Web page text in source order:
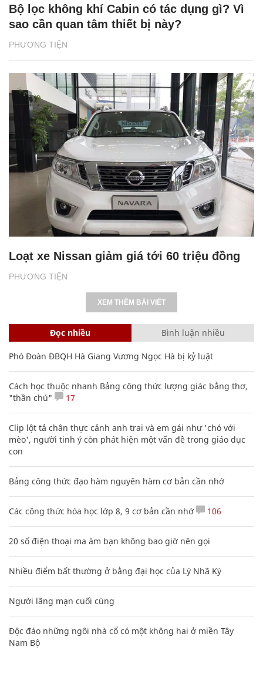
PHƯƠNG TIỆN
Bộ lọc không khí Cabin có tác dụng gì? Vì
sao cần quan tâm thiết bị này?
PHƯƠNG TIỆN
Loạt xe Nissan giảm giá tới 60 triệu đồng
XEM THÊM BÀI VIẾT
Đọc nhiều Bình luận nhiều
Phó Đoàn ĐBQH Hà Giang Vương Ngọc Hà bị kỷ luật
Cách học thuộc nhanh Bảng công thức lượng giác bằng thơ,
"thần chú"
17
Clip lột tả chân thực cảnh anh trai và em gái như 'chó với
mèo', người tinh ý còn phát hiện một vấn đề trong giáo dục
con
Bảng công thức đạo hàm nguyên hàm cơ bản cần nhớ
Các công thức hóa học lớp 8, 9 cơ bản cần nhớ 106
20 số điện thoại ma ám bạn không bao giờ nên gọi
Nhiều điểm bất thường ở bằng đại học của Lý Nhã Kỳ
Người lãng mạn cuối cùng
Độc đáo những ngôi nhà cổ có một không hai ở miền Tây
Nam Bộ